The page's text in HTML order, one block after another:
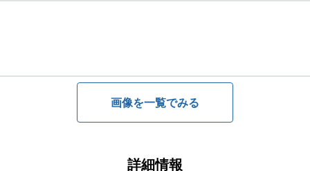
画像を一覧でみる
詳細情報